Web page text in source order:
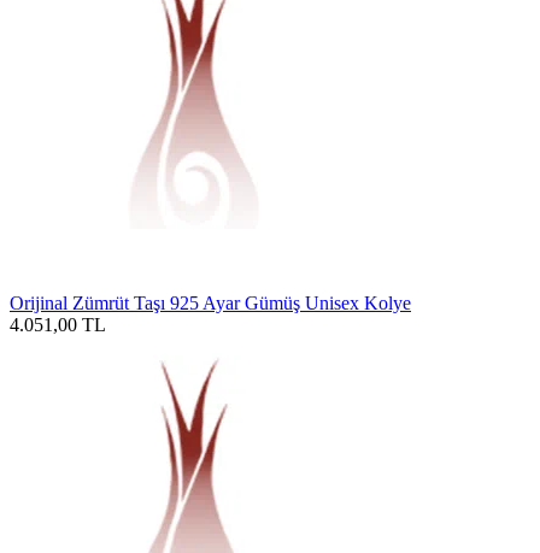
Orijinal Zümrüt Taşı 925 Ayar Gümüş Unisex Kolye
4.051,00 TL